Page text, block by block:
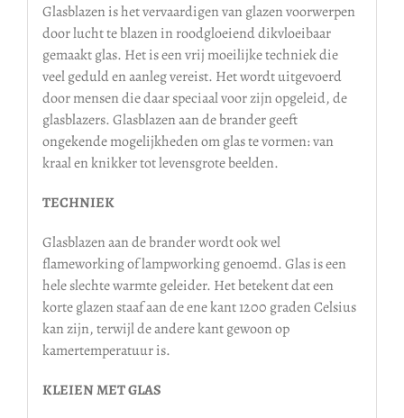
Glasblazen is het vervaardigen van glazen voorwerpen
door lucht te blazen in roodgloeiend dikvloeibaar
gemaakt glas. Het is een vrij moeilijke techniek die
veel geduld en aanleg vereist. Het wordt uitgevoerd
door mensen die daar speciaal voor zijn opgeleid, de
glasblazers. Glasblazen aan de brander geeft
ongekende mogelijkheden om glas te vormen: van
kraal en knikker tot levensgrote beelden.
TECHNIEK
Glasblazen aan de brander wordt ook wel
flameworking of lampworking genoemd. Glas is een
hele slechte warmte geleider. Het betekent dat een
korte glazen staaf aan de ene kant 1200 graden Celsius
kan zijn, terwijl de andere kant gewoon op
kamertemperatuur is.
KLEIEN MET GLAS